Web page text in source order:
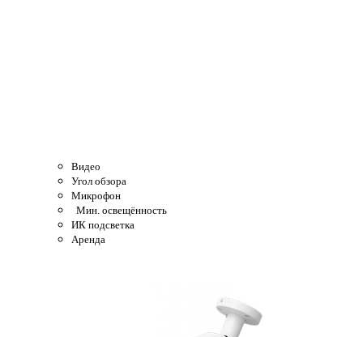
Видео
Угол обзора
Микрофон
Мин. освещённость
ИК подсветка
Аренда